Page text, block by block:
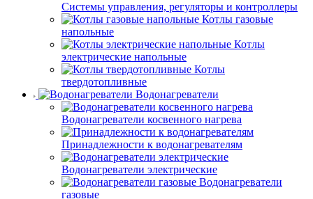
Системы управления, регуляторы и контроллеры
Котлы газовые
напольные
Котлы
электрические напольные
Котлы
твердотопливные
Водонагреватели
Водонагреватели косвенного нагрева
Принадлежности к водонагревателям
Водонагреватели электрические
Водонагреватели
газовые